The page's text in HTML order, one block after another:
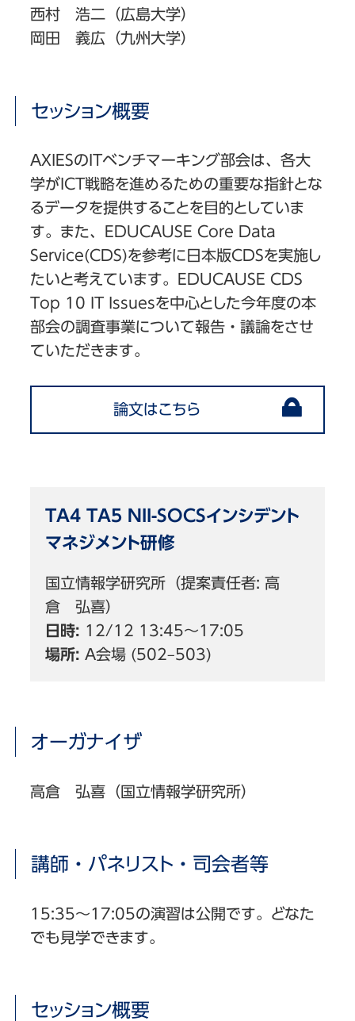
西村 浩二（広島大学）
岡田 義広（九州大学）
セッション概要
AXIESのITベンチマーキング部会は、各大
学がICT戦略を進めるための重要な指針とな
るデータを提供することを目的としていま
す。また、EDUCAUSE Core Data
Service(CDS)を参考に日本版CDSを実施し
たいと考えています。EDUCAUSE CDS
Top 10 IT Issuesを中心とした今年度の本
部会の調査事業について報告・議論をさせ
ていただきます。
論文はこちら
TA4 TA5 NII-SOCSインシデント
マネジメント研修
国立情報学研究所（提案責任者: 高
倉 弘喜）
日時: 12/12 13:45〜17:05
場所: A会場 (502–503)
オーガナイザ
高倉 弘喜（国立情報学研究所）
講師・パネリスト・司会者等
15:35〜17:05の演習は公開です。どなた
でも見学できます。
セッション概要